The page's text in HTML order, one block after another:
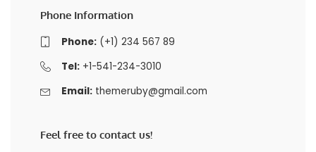
Phone Information
Phone:(+1) 234 567 89
Tel:+1-541-234-3010
Email: themeruby@gmail.com
Feel free to contact us!